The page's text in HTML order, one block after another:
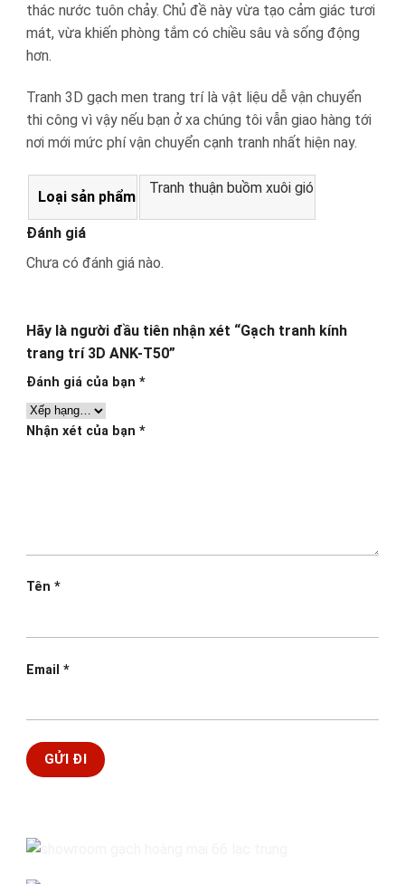
thác nước tuôn chảy. Chủ đề này vừa tạo cảm giác tươi
mát, vừa khiến phòng tắm có chiều sâu và sống động
hơn.
Tranh 3D gạch men trang trí là vật liệu dễ vận chuyển
thi công vì vậy nếu bạn ở xa chúng tôi vẫn giao hàng tới
nơi mới mức phí vận chuyển cạnh tranh nhất hiện nay.
Loại sản phẩm
Tranh thuận buồm xuôi gió
Đánh giá
Chưa có đánh giá nào.
Hãy là người đầu tiên nhận xét “Gạch tranh kính
trang trí 3D ANK-T50”
Đánh giá của bạn *
Nhận xét của bạn *
Tên *
Email *